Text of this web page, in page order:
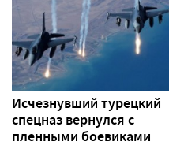
Исчезнувший турецкий
спецназ вернулся с
пленными боевиками